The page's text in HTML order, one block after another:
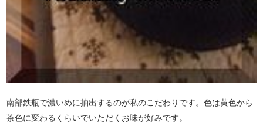
南部鉄瓶で濃いめに抽出するのが私のこだわりです。色は黄色から
茶色に変わるくらいでいただくお味が好みです。